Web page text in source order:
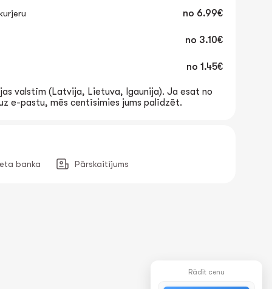
no 6.99€
no 3.10€
no 1.45€
valstīm (Latvija, Lietuva, Igaunija). Ja esat no
e-pastu, mēs centīsimies jums palīdzēt.
banka Pārskaitījums
Rādīt cenu